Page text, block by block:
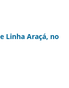
Linha Araçá, no